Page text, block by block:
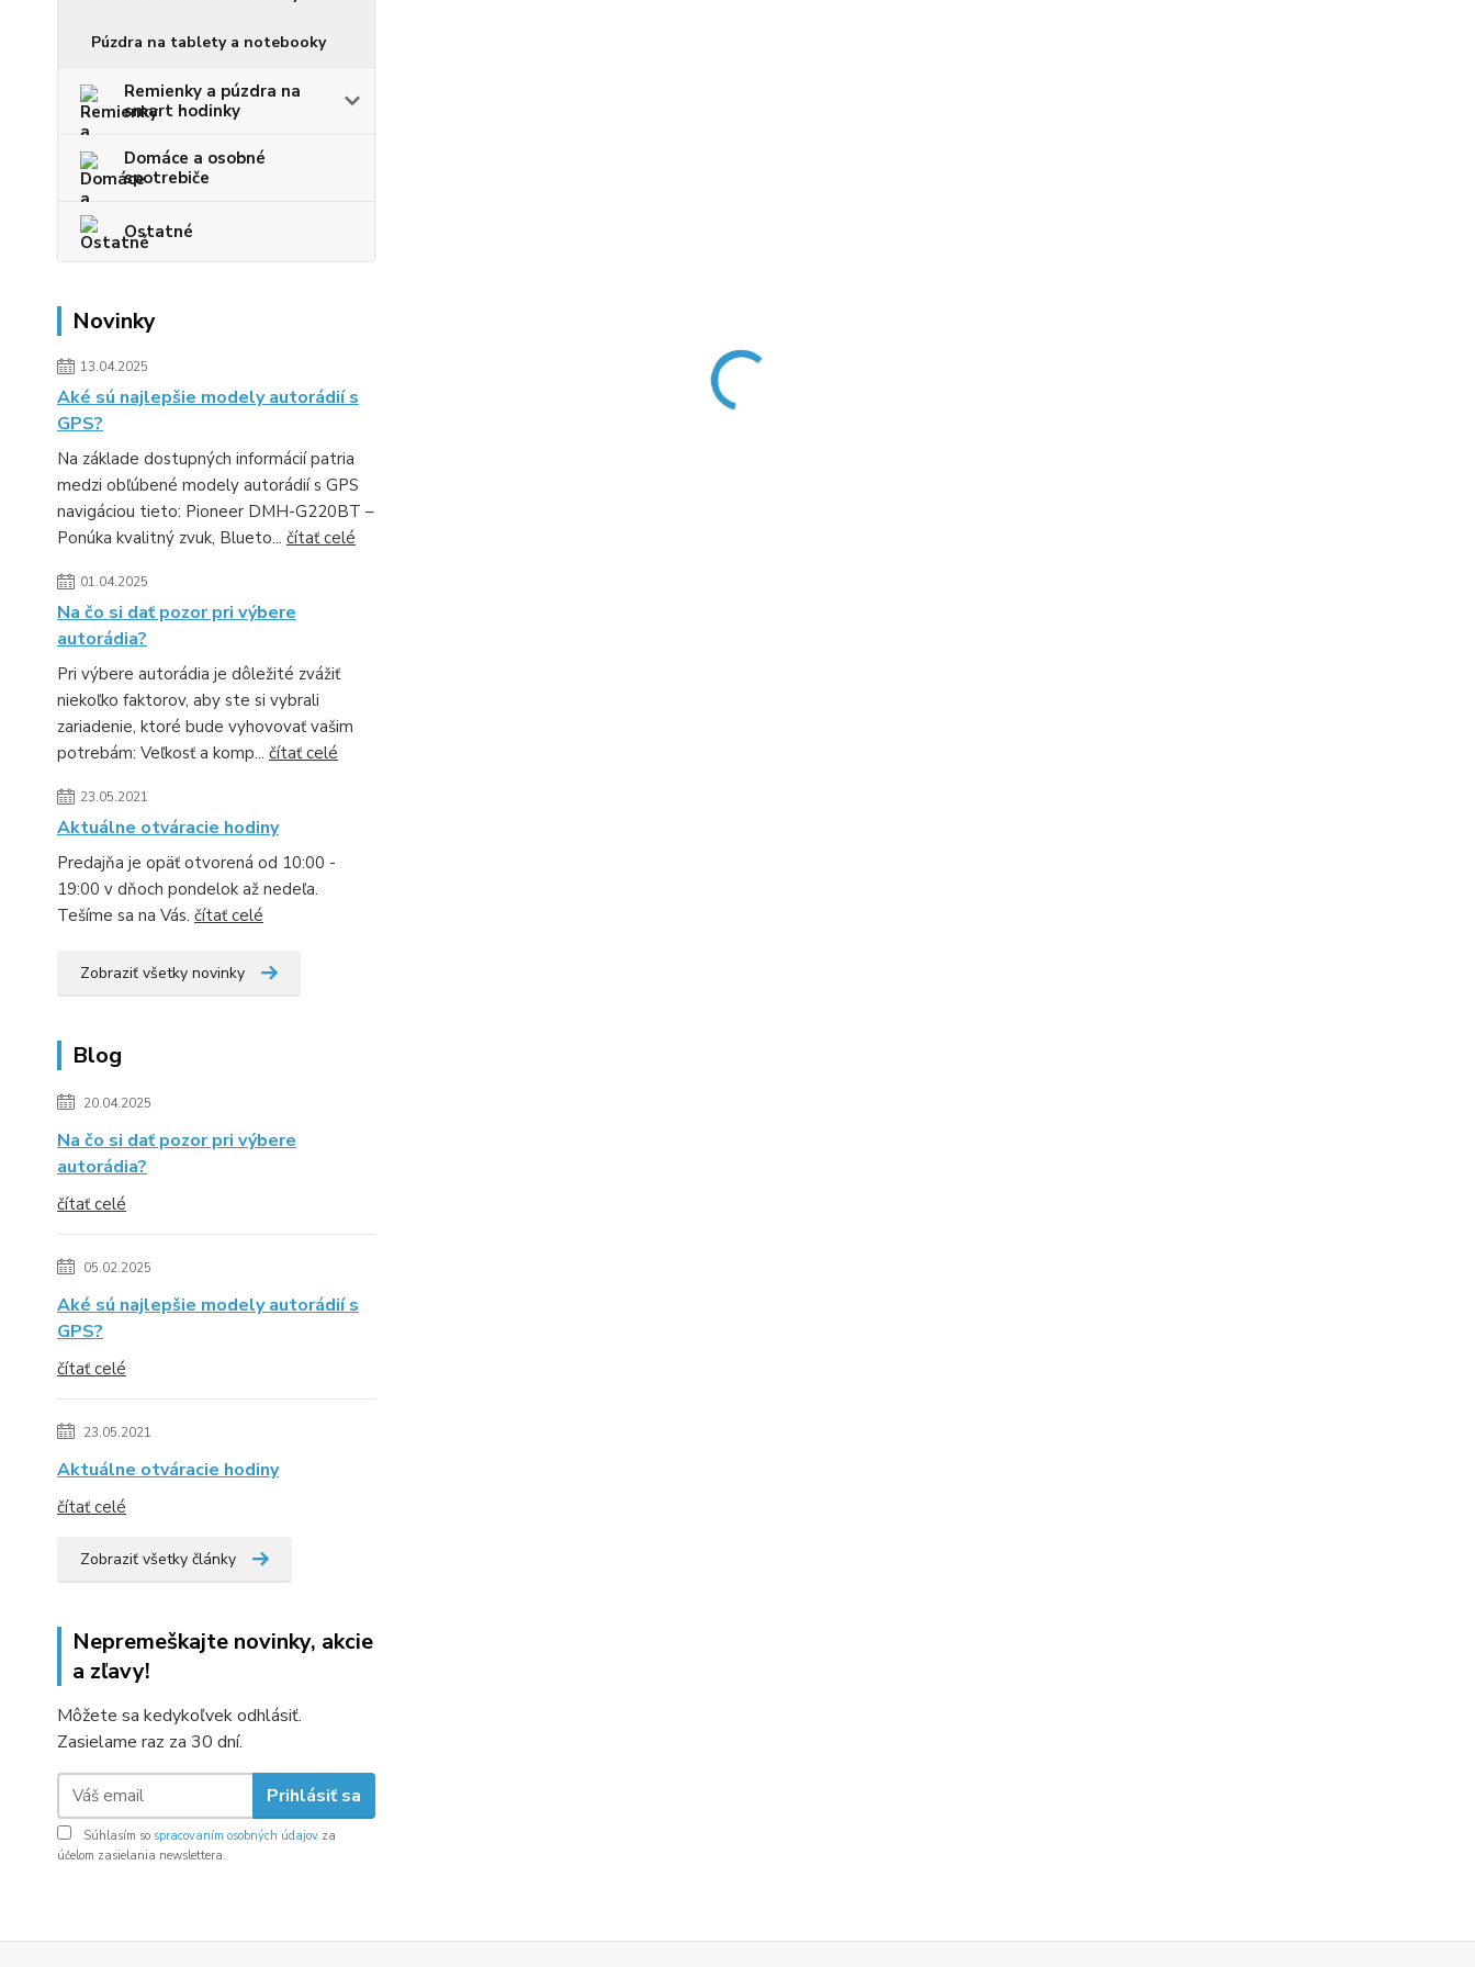
Púzdra na tablety a notebooky
Remienky a púzdra na
smart hodinky
Domáce a osobné
spotrebiče
Ostatné
Novinky
13.04.2025
Aké sú najlepšie modely autorádií s
GPS?
Na základe dostupných informácií patria
medzi obľúbené modely autorádií s GPS
navigáciou tieto: Pioneer DMH-G220BT –
Ponúka kvalitný zvuk, Blueto... čítať celé
01.04.2025
Na čo si dať pozor pri výbere
autorádia?
Pri výbere autorádia je dôležité zvážiť
niekoľko faktorov, aby ste si vybrali
zariadenie, ktoré bude vyhovovať vašim
potrebám: Veľkosť a komp... čítať celé
23.05.2021
Aktuálne otváracie hodiny
Predajňa je opäť otvorená od 10:00 -
19:00 v dňoch pondelok až nedeľa.
Tešíme sa na Vás. čítať celé
Zobraziť všetky novinky
Blog
20.04.2025
Na čo si dať pozor pri výbere
autorádia?
čítať celé
05.02.2025
Aké sú najlepšie modely autorádií s
GPS?
čítať celé
23.05.2021
Aktuálne otváracie hodiny
čítať celé
Zobraziť všetky články
Nepremeškajte novinky, akcie
a zľavy!
Môžete sa kedykoľvek odhlásiť.
Zasielame raz za 30 dní.
Prihlásiť sa
Súhlasím so spracovaním osobných údajov za
účelom zasielania newslettera.